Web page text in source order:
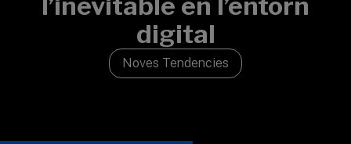
digital
Noves Tendencies